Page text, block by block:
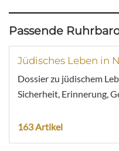
Passende
Jüdisches Leben in
Dossier zu jüdischem
Sicherheit, Erinnerung,
163 Artikel